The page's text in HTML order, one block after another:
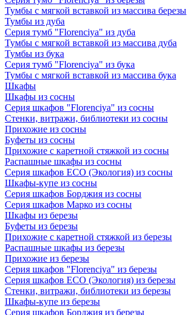
Тумбы с мягкой вставкой из массива березы
Тумбы из дуба
Серия тумб "Florenciya" из дуба
Тумбы с мягкой вставкой из массива дуба
Тумбы из бука
Серия тумб "Florenciya" из бука
Тумбы с мягкой вставкой из массива бука
Шкафы
Шкафы из сосны
Серия шкафов "Florenciya" из сосны
Стенки, витражи, библиотеки из сосны
Прихожие из сосны
Буфеты из сосны
Прихожие с каретной стяжкой из сосны
Распашные шкафы из сосны
Серия шкафов ECO (Экология) из сосны
Шкафы-купе из сосны
Серия шкафов Борджия из сосны
Серия шкафов Марко из сосны
Шкафы из березы
Буфеты из березы
Прихожие с каретной стяжкой из березы
Распашные шкафы из березы
Прихожие из березы
Серия шкафов "Florenciya" из березы
Серия шкафов ECO (Экология) из березы
Стенки, витражи, библиотеки из березы
Шкафы-купе из березы
Серия шкафов Борджия из березы